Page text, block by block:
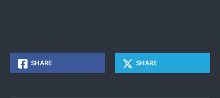
SHARE SHARE